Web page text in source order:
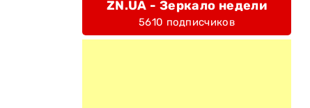
ZN.UA - Зеркало недели
5610 подписчиков